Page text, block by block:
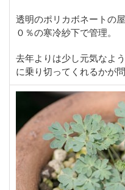
透明のポリカボネートの
０％の寒冷紗下で管理。
去年よりは少し元気なよ
に乗り切ってくれるかが問